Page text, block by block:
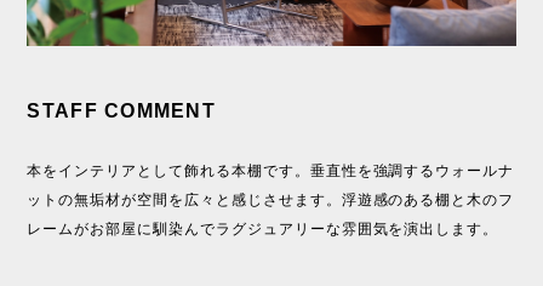
STAFF COMMENT
本をインテリアとして飾れる本棚です。垂直性を強調するウォールナ
ットの無垢材が空間を広々と感じさせます。浮遊感のある棚と木のフ
レームがお部屋に馴染んでラグジュアリーな雰囲気を演出します。